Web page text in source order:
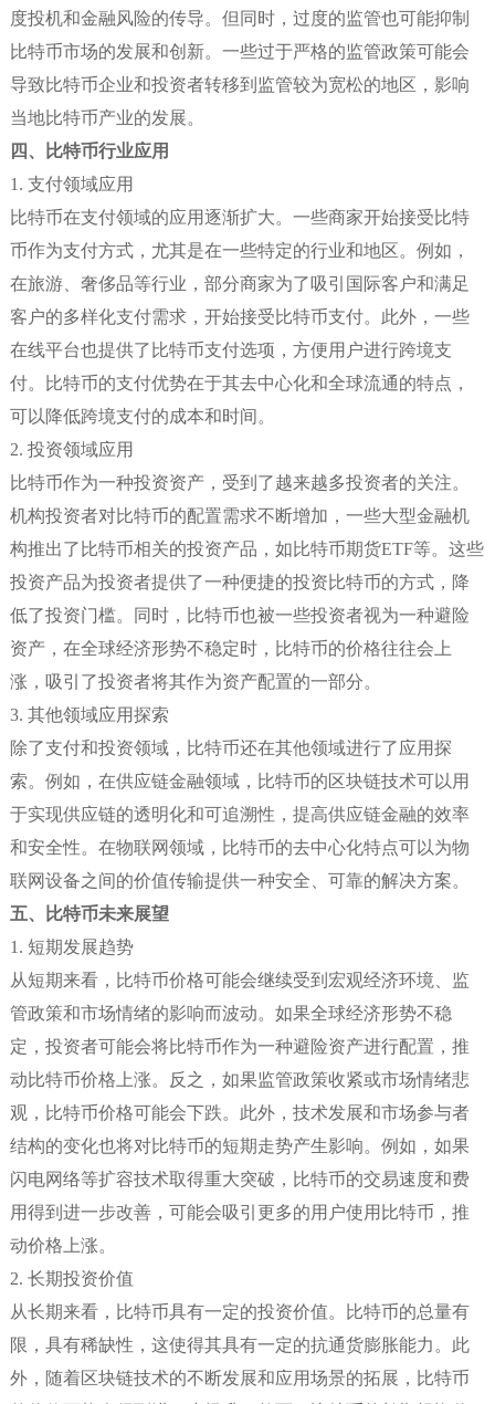
度投机和金融风险的传导。但同时，过度的监管也可能抑制
比特币市场的发展和创新。一些过于严格的监管政策可能会
导致比特币企业和投资者转移到监管较为宽松的地区，影响
当地比特币产业的发展。
四、比特币行业应用
1. 支付领域应用
比特币在支付领域的应用逐渐扩大。一些商家开始接受比特
币作为支付方式，尤其是在一些特定的行业和地区。例如，
在旅游、奢侈品等行业，部分商家为了吸引国际客户和满足
客户的多样化支付需求，开始接受比特币支付。此外，一些
在线平台也提供了比特币支付选项，方便用户进行跨境支
付。比特币的支付优势在于其去中心化和全球流通的特点，
可以降低跨境支付的成本和时间。
2. 投资领域应用
比特币作为一种投资资产，受到了越来越多投资者的关注。
机构投资者对比特币的配置需求不断增加，一些大型金融机
构推出了比特币相关的投资产品，如比特币期货ETF等。这些
投资产品为投资者提供了一种便捷的投资比特币的方式，降
低了投资门槛。同时，比特币也被一些投资者视为一种避险
资产，在全球经济形势不稳定时，比特币的价格往往会上
涨，吸引了投资者将其作为资产配置的一部分。
3. 其他领域应用探索
除了支付和投资领域，比特币还在其他领域进行了应用探
索。例如，在供应链金融领域，比特币的区块链技术可以用
于实现供应链的透明化和可追溯性，提高供应链金融的效率
和安全性。在物联网领域，比特币的去中心化特点可以为物
联网设备之间的价值传输提供一种安全、可靠的解决方案。
五、比特币未来展望
1. 短期发展趋势
从短期来看，比特币价格可能会继续受到宏观经济环境、监
管政策和市场情绪的影响而波动。如果全球经济形势不稳
定，投资者可能会将比特币作为一种避险资产进行配置，推
动比特币价格上涨。反之，如果监管政策收紧或市场情绪悲
观，比特币价格可能会下跌。此外，技术发展和市场参与者
结构的变化也将对比特币的短期走势产生影响。例如，如果
闪电网络等扩容技术取得重大突破，比特币的交易速度和费
用得到进一步改善，可能会吸引更多的用户使用比特币，推
动价格上涨。
2. 长期投资价值
从长期来看，比特币具有一定的投资价值。比特币的总量有
限，具有稀缺性，这使得其具有一定的抗通货膨胀能力。此
外，随着区块链技术的不断发展和应用场景的拓展，比特币